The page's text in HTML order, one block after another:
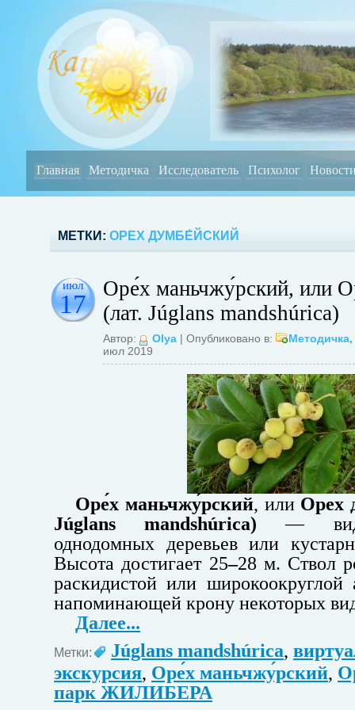
Главная Методичка Исследователь Психолог
МЕТКИ: ОРЕХ ДУМБЕ́ЙСКИЙ
июл
17
Оре́х маньчжу́рский, или
(лат. Júglans mandshúrica)
Автор: Olya | Опубликовано в: Методичка,
июл 2019
Оре́х маньчжу́рский, или Орех
Júglans mandshúrica) — вид
однодомных деревьев или
Высота достигает 25–28 м. Ствол
раскидистой или
напоминающей крону некоторых
Далее...
Метки: Júglans mandshúrica,
экскурсия, Оре́х маньчжу́рский,
парк ЖИЛИБЕРА